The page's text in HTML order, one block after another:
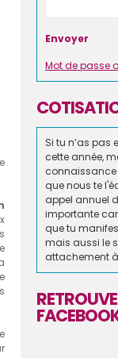
Mot de passe
Si tu n’as pas
cette année,
connaissance
que nous te
appel annuel
importante
que tu
mais aussi le
attachement